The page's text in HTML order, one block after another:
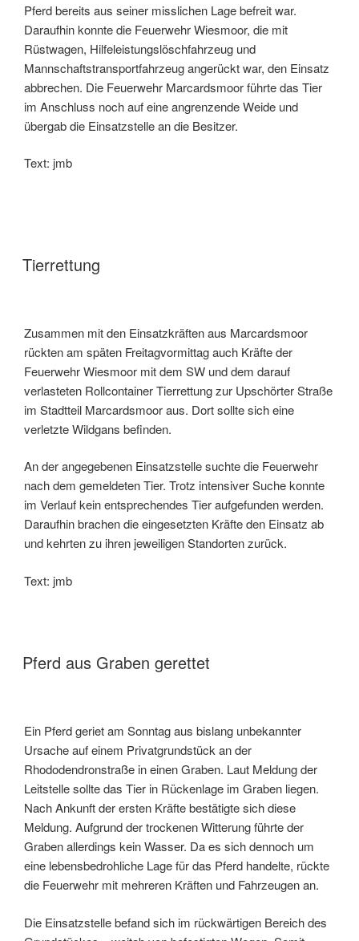
Pferd bereits aus seiner misslichen Lage befreit war.
Daraufhin konnte die Feuerwehr Wiesmoor, die mit
Rüstwagen, Hilfeleistungslöschfahrzeug und
Mannschaftstransportfahrzeug angerückt war, den Einsatz
abbrechen. Die Feuerwehr Marcardsmoor führte das Tier
im Anschluss noch auf eine angrenzende Weide und
übergab die Einsatzstelle an die Besitzer.
Text: jmb
Tierrettung
Zusammen mit den Einsatzkräften aus Marcardsmoor
rückten am späten Freitagvormittag auch Kräfte der
Feuerwehr Wiesmoor mit dem SW und dem darauf
verlasteten Rollcontainer Tierrettung zur Upschörter Straße
im Stadtteil Marcardsmoor aus. Dort sollte sich eine
verletzte Wildgans befinden.
An der angegebenen Einsatzstelle suchte die Feuerwehr
nach dem gemeldeten Tier. Trotz intensiver Suche konnte
im Verlauf kein entsprechendes Tier aufgefunden werden.
Daraufhin brachen die eingesetzten Kräfte den Einsatz ab
und kehrten zu ihren jeweiligen Standorten zurück.
Text: jmb
Pferd aus Graben gerettet
Ein Pferd geriet am Sonntag aus bislang unbekannter
Ursache auf einem Privatgrundstück an der
Rhododendronstraße in einen Graben. Laut Meldung der
Leitstelle sollte das Tier in Rückenlage im Graben liegen.
Nach Ankunft der ersten Kräfte bestätigte sich diese
Meldung. Aufgrund der trockenen Witterung führte der
Graben allerdings kein Wasser. Da es sich dennoch um
eine lebensbedrohliche Lage für das Pferd handelte, rückte
die Feuerwehr mit mehreren Kräften und Fahrzeugen an.
Die Einsatzstelle befand sich im rückwärtigen Bereich des